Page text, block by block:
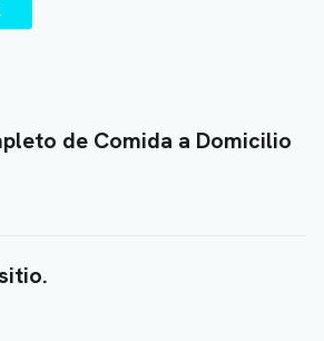
de Comida a Domicilio